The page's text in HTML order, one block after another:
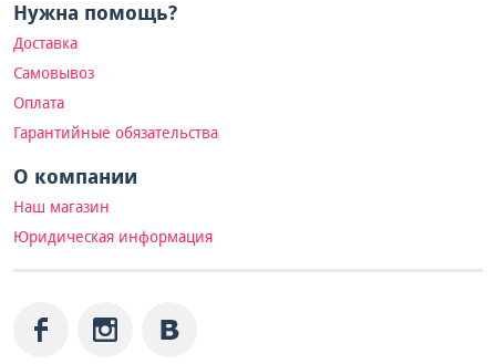
Нужна помощь?
Доставка
Самовывоз
Оплата
Гарантийные обязательства
О компании
Наш магазин
Юридическая информация